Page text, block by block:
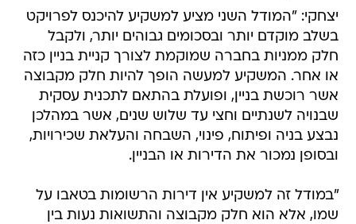
יצחקי: "המודל השני מציע למשקיע להיכנס לפרויקט
בשלב מוקדם יותר ובסכומים גבוהים יותר, ולקבל
חלק ממניות בחברה שמוקמת לצורך קניית בניין כזה
או אחר. המשקיע למעשה הופך להיות חלק מקבוצה
אשר רוכשת בניין, ופועלת בהתאם לתכנית עסקית
שבנויה לשנתיים וחצי עד שלוש שנים, אשר במהלכן
נבצע בניה ופיתוח, פינוי, השבחה והעלאת שכירויות,
ובסופן נמכור את הדירות או הבניין.
"במודל זה למשקיע אין דירות הרשומות בטאבו על
שמו, אלא הוא חלק מקבוצה והתשואות נעות בין